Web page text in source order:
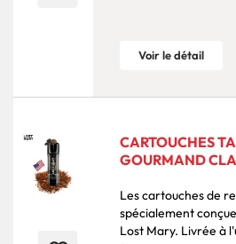
Voir le détail
CARTOUCHES
GOURMAND
Les cartouches de
spécialement
Lost Mary. Livrée à